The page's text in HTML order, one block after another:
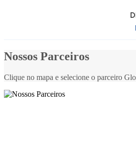
Nossos Parceiros
Clique no mapa e selecione o parceiro